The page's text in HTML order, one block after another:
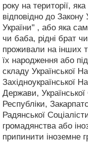
року на території,
відповідно до
України" , або яка
чи баба, рідні брат
проживали на інших
їх народження або
складу Української
Західноукраїнської
Держави, Української
Республіки,
Радянської
громадянства або
припинити іноземне